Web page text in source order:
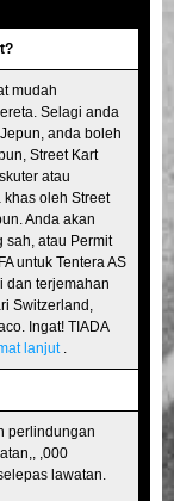
Akihabara#1
Shibuya
Tokyo Bay
Osaka
mudah
Selagi anda
anda boleh
Street Kart
atau
khas oleh Street
Anda akan
sah, atau Permit
untuk Tentera AS
dan terjemahan
Switzerland,
Ingat! TIADA
lanjut.
perlindungan
,000
lawatan.